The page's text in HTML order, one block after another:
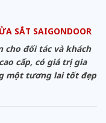
SẮT SAIGONDOOR
cho đối tác và khách
cấp, có giá trị gia
một tương lai tốt đẹp